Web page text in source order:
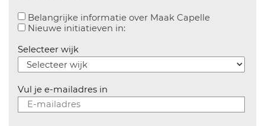
Belangrijke informatie over Maak CapelleAanvinken
Nieuwe initiatieven in:Aanvinken om informatie over
Selecteer wijk
Vul je e-mailadres in